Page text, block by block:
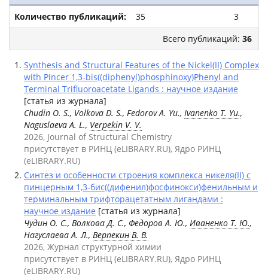
Количество публикаций: 35
3
Всего публикаций: 36
Synthesis and Structural Features of the Nickel(II) Complex
with Pincer 1,3-bis((diphenyl)phosphinoxy)Phenyl and
Terminal Trifluoroacetate Ligands : научное издание
[статья из журнала]
Chudin O. S., Volkova D. S., Fedorov A. Yu., Ivanenko T. Yu.,
Naguslaeva A. L., Verpekin V. V.
2026, Journal of Structural Chemistry
присутствует в РИНЦ (eLIBRARY.RU), Ядро РИНЦ
(eLIBRARY.RU)
Синтез и особенности строения комплекса никеля(II) с
пинцерным 1,3-бис((дифенил)фосфинокси)фенильным и
терминальным трифторацетатным лигандами :
научное издание [статья из журнала]
Чудин О. С., Волкова Д. С., Федоров А. Ю., Иваненко Т. Ю.,
Нагуслаева А. Л., Верпекин В. В.
2026, Журнал структурной химии
присутствует в РИНЦ (eLIBRARY.RU), Ядро РИНЦ
(eLIBRARY.RU)